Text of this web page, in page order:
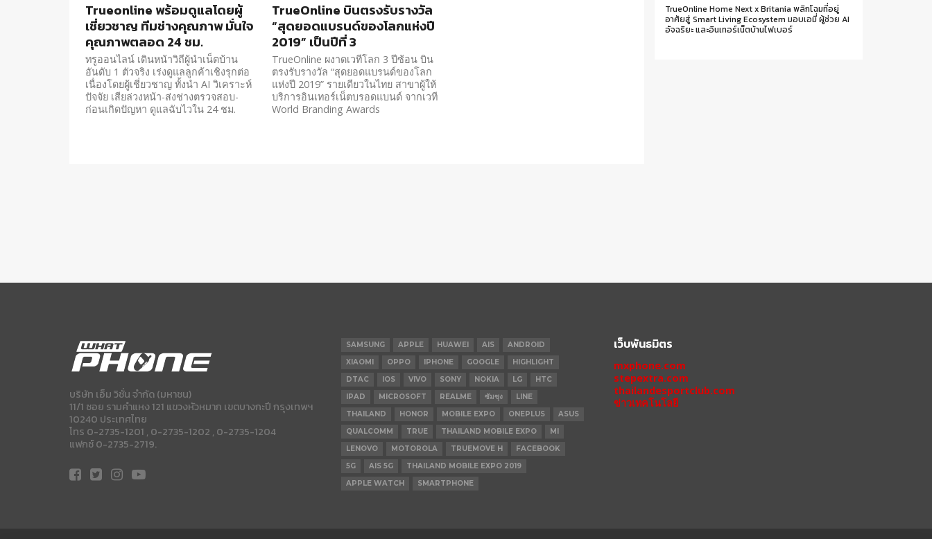
Trueonline พร้อมดูแลโดยผู้
เชี่ยวชาญ ทีมช่างคุณภาพ มั่นใจ
คุณภาพตลอด 24 ชม.
ทรูออนไลน์ เดินหน้าวิถีผู้นำเน็ตบ้าน
อันดับ 1 ตัวจริง เร่งดูแลลูกค้าเชิงรุกต่อ
เนื่องโดยผู้เชี่ยวชาญ ทั้งนำ AI วิเคราะห์
ปัจจัย เสียล่วงหน้า-ส่งช่างตรวจสอบ-
ก่อนเกิดปัญหา ดูแลฉับไวใน 24 ชม.
TrueOnline บินตรงรับรางวัล
“สุดยอดแบรนด์ของโลกแห่งปี
2019” เป็นปีที่ 3
TrueOnline ผงาดเวทีโลก 3 ปีซ้อน บิน
ตรงรับรางวัล “สุดยอดแบรนด์ของโลก
แห่งปี 2019” รายเดียวในไทย สาขาผู้ให้
บริการอินเทอร์เน็ตบรอดแบนด์ จากเวที
World Branding Awards
TrueOnline Home Next x Britania พลิกโฉมที่อยู่
อาศัยสู่ Smart Living Ecosystem มอบเอมี่ ผู้ช่วย AI
อัจฉริยะ และอินเทอร์เน็ตบ้านไฟเบอร์
บริษัท เอ็ม วิชั่น จำกัด (มหาชน)
11/1 ซอย รามคำแหง 121 แขวงหัวหมาก เขตบางกะปี กรุงเทพฯ
10240 ประเทศไทย
โทร 0-2735-1201 , 0-2735-1202 , 0-2735-1204
แฟกซ์ 0-2735-2719.
SAMSUNG APPLE HUAWEI AIS
ANDROID
XIAOMI
OPPO IPHONE GOOGLE
HIGHLIGHT
DTAC
IOS VIVO SONY NOKIA LG
HTC
IPAD
MICROSOFT REALME ซัมซุง
LINE
THAILAND
HONOR MOBILE EXPO ONEPLUS
ASUS
QUALCOMM
TRUE THAILAND MOBILE EXPO
MI
LENOVO
MOTOROLA TRUEMOVE H
FACEBOOK
5G
AIS 5G
THAILAND MOBILE EXPO 2019
APPLE WATCH
SMARTPHONE
เว็บพันธมิตร
mxphone.com
stepextra.com
thailandesportclub.com
ข่าวเทคโนโลยี